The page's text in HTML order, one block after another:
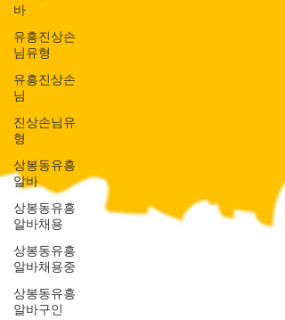
바
유흥진상손
님유형
유흥진상손
님
진상손님유
형
상봉동유흥
알바
상봉동유흥
알바채용
상봉동유흥
알바채용중
상봉동유흥
알바구인